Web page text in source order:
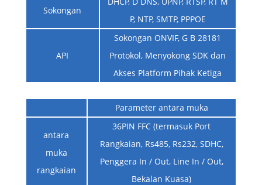
Sokongan
P, NTP, SMTP, PPPOE
API
Sokongan ONVIF, G B 28181
Protokol, Menyokong SDK dan
Akses Platform Pihak Ketiga
Parameter antara muka
antara
muka
rangkaian
36PIN FFC (termasuk Port
Rangkaian, Rs485, Rs232, SDHC,
Penggera In / Out, Line In / Out,
Bekalan Kuasa)